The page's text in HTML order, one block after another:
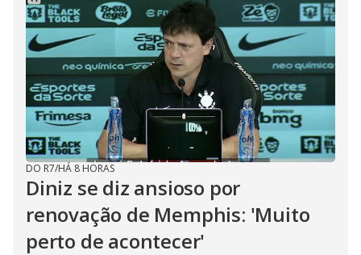
DO R7/HÁ 8 HORAS
Diniz se diz ansioso por
renovação de Memphis: 'Muito
perto de acontecer'